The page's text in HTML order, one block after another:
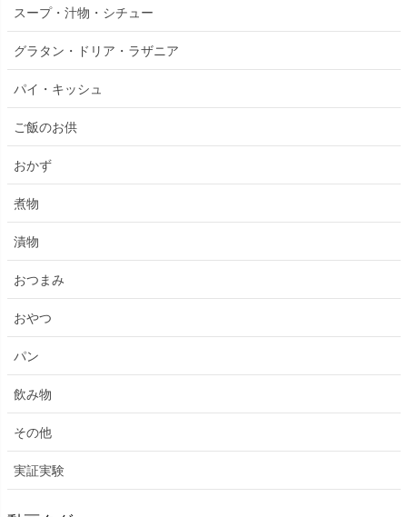
スープ・汁物・シチュー
グラタン・ドリア・ラザニア
パイ・キッシュ
ご飯のお供
おかず
煮物
漬物
おつまみ
おやつ
パン
飲み物
その他
実証実験